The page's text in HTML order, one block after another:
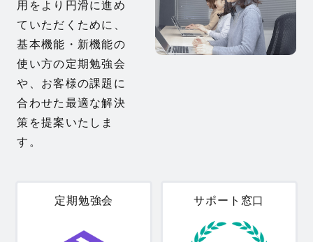
用をより円滑に進め
ていただくために、
基本機能・新機能の
使い方の定期勉強会
や、お客様の課題に
合わせた最適な解決
策を提案いたしま
す。
定期勉強会 サポート窓口